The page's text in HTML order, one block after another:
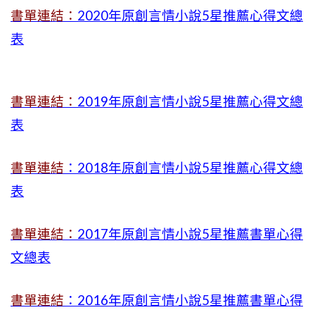
書單連結： 2020年原創言情小說5星推薦心得文總
表
書單連結： 2019年原創言情小說5星推薦心得文總
表
書單連結 ：2018年原創言情小說5星推薦心得文總
表
書單連結： 2017年原創言情小說5星推薦書單心得
文總表
書單連結 ：2016年原創言情小說5星推薦書單心得